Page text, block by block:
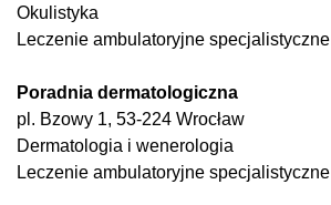
Okulistyka
Leczenie ambulatoryjne specjalistyczne
Poradnia dermatologiczna
pl. Bzowy 1, 53-224 Wrocław
Dermatologia i wenerologia
Leczenie ambulatoryjne specjalistyczne